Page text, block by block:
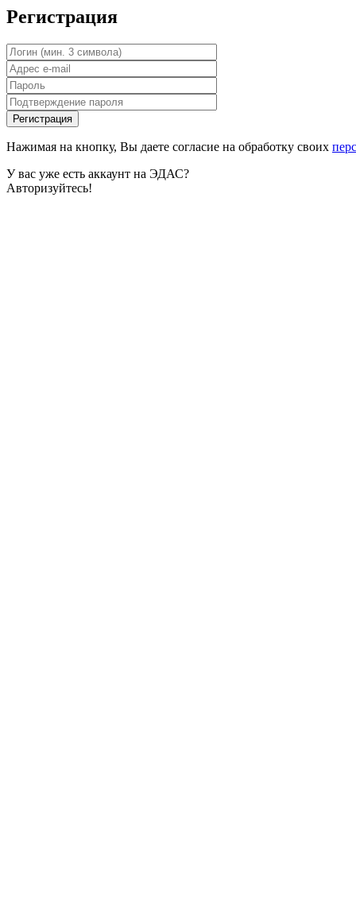
Регистрация
Нажимая на кнопку, Вы даете согласие на обработку своих
У вас уже есть аккаунт на ЭДАС?
Авторизуйтесь!